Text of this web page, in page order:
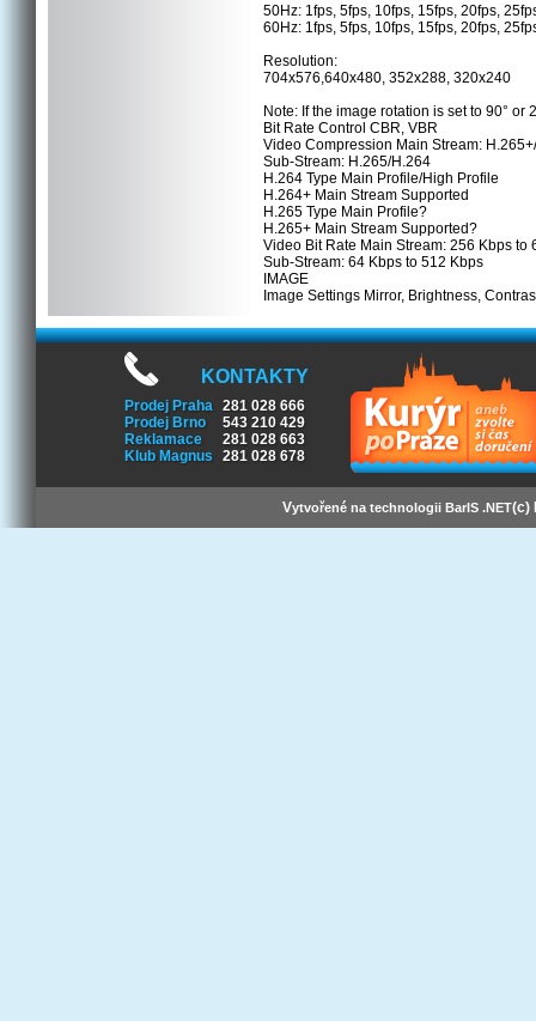
50Hz: 1fps, 5fps, 10fps, 15fps, 20fps,
60Hz: 1fps, 5fps, 10fps, 15fps, 20fps,
Resolution:
704x576,640x480, 352x288, 320x240
Note: If the image rotation is set to 90° or
Bit Rate Control CBR, VBR
Video Compression Main Stream:
Sub-Stream: H.265/H.264
H.264 Type Main Profile/High Profile
H.264+ Main Stream Supported
H.265 Type Main Profile?
H.265+ Main Stream Supported?
Video Bit Rate Main Stream: 256 Kbps to
Sub-Stream: 64 Kbps to 512 Kbps
IMAGE
Image Settings Mirror, Brightness,
KONTAKTY
Prodej Praha 281 028 666
Prodej Brno
543 210 429
Reklamace
281 028 663
Klub Magnus
281 028 678
Vytvořené na technologii BarIS .NET(c)